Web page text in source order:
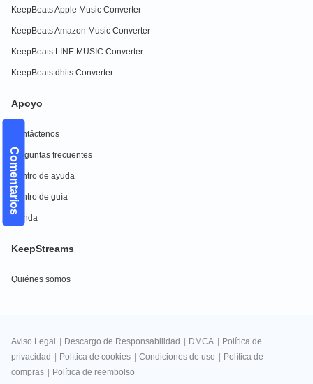
Comentarios
KeepBeats Apple Music Converter
KeepBeats Amazon Music Converter
KeepBeats LINE MUSIC Converter
KeepBeats dhits Converter
Apoyo
Contáctenos
Preguntas frecuentes
Centro de ayuda
Centro de guía
Tienda
KeepStreams
Quiénes somos
Aviso Legal Descargo de Responsabilidad DMCA
Política de
privacidad
Política de cookies Condiciones de uso
Política de
compras
Política de reembolso